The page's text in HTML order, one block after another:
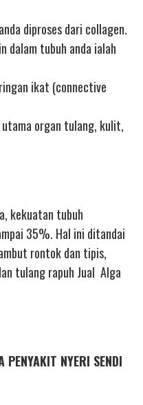
diproses dari collagen.
dalam tubuh anda ialah
ikat (connective
organ tulang, kulit,
kekuatan tubuh
35%. Hal ini ditandai
rontok dan tipis,
tulang rapuh Jual Alga
NYERI SENDI